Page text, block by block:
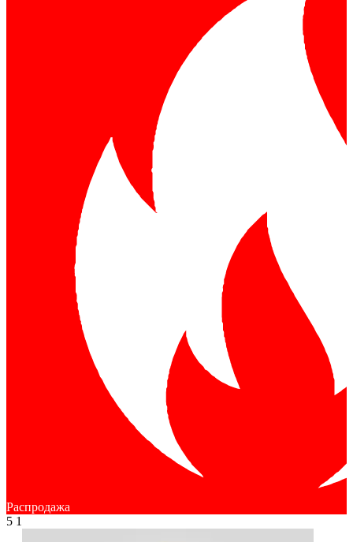
Распродажа
5 1